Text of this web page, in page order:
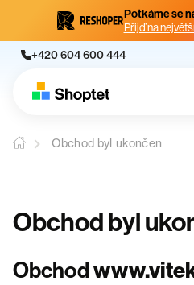
Potkáme se
Přijď na
+420 604 600 444
Obchod byl ukončen
Obchod byl
Obchod